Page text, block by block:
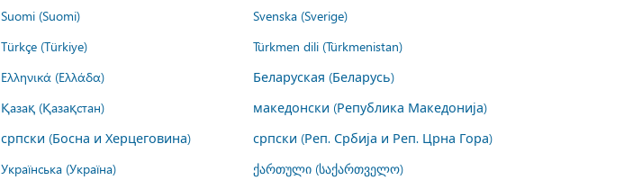
Suomi (Suomi)
Svenska (Sverige)
Türkçe (Türkiye)
Türkmen dili (Türkmenistan)
Ελληνικά (Ελλάδα)
Беларуская (Беларусь)
Қазақ (Қазақстан)
македонски (Република Македонија)
српски (Босна и Херцеговина)
српски (Реп. Србија и Реп. Црна Гора)
Українська (Україна)
ქართული (საქართველო)